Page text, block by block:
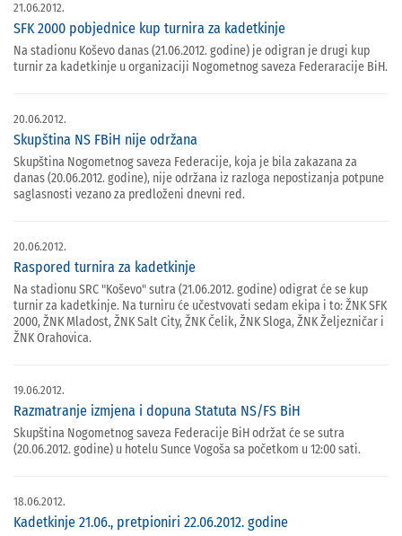
21.06.2012.
SFK 2000 pobjednice kup turnira za kadetkinje
Na stadionu Koševo danas (21.06.2012. godine) je odigran je drugi kup
turnir za kadetkinje u organizaciji Nogometnog saveza Federaracije BiH.
20.06.2012.
Skupština NS FBiH nije održana
Skupština Nogometnog saveza Federacije, koja je bila zakazana za
danas (20.06.2012. godine), nije održana iz razloga nepostizanja potpune
saglasnosti vezano za predloženi dnevni red.
20.06.2012.
Raspored turnira za kadetkinje
Na stadionu SRC "Koševo" sutra (21.06.2012. godine) odigrat će se kup
turnir za kadetkinje. Na turniru će učestvovati sedam ekipa i to: ŽNK SFK
2000, ŽNK Mladost, ŽNK Salt City, ŽNK Čelik, ŽNK Sloga, ŽNK Željezničar i
ŽNK Orahovica.
19.06.2012.
Razmatranje izmjena i dopuna Statuta NS/FS BiH
Skupština Nogometnog saveza Federacije BiH održat će se sutra
(20.06.2012. godine) u hotelu Sunce Vogoša sa početkom u 12:00 sati.
18.06.2012.
Kadetkinje 21.06., pretpioniri 22.06.2012. godine